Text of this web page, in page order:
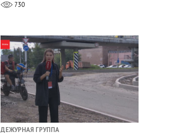
730
ДЕЖУРНАЯ ГРУППА